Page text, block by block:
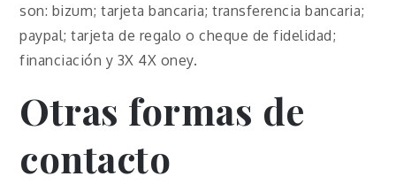
son: bizum; tarjeta bancaria; transferencia bancaria;
paypal; tarjeta de regalo o cheque de fidelidad;
financiación y 3X 4X oney.
Otras formas de
contacto